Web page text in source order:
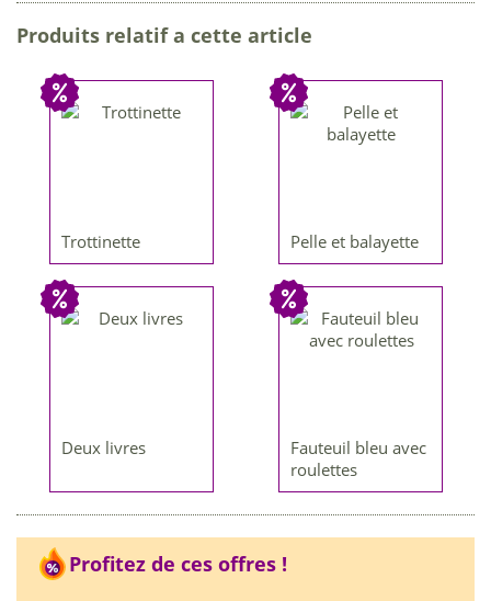
Produits relatif a cette article
Trottinette Pelle et balayette
Deux livres
Fauteuil bleu avec
roulettes
Profitez de ces offres !